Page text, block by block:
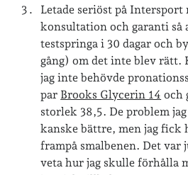
Just nu läser jag
Letade seriöst på Intersport
konsultation och garanti så
testspringa i 30 dagar och
gång) om det inte blev
jag inte behövde
par Brooks Glycerin 14 och
storlek 38,5. De problem
kanske bättre, men jag fick
frampå smalbenen. Det var
veta hur jag skulle förhålla